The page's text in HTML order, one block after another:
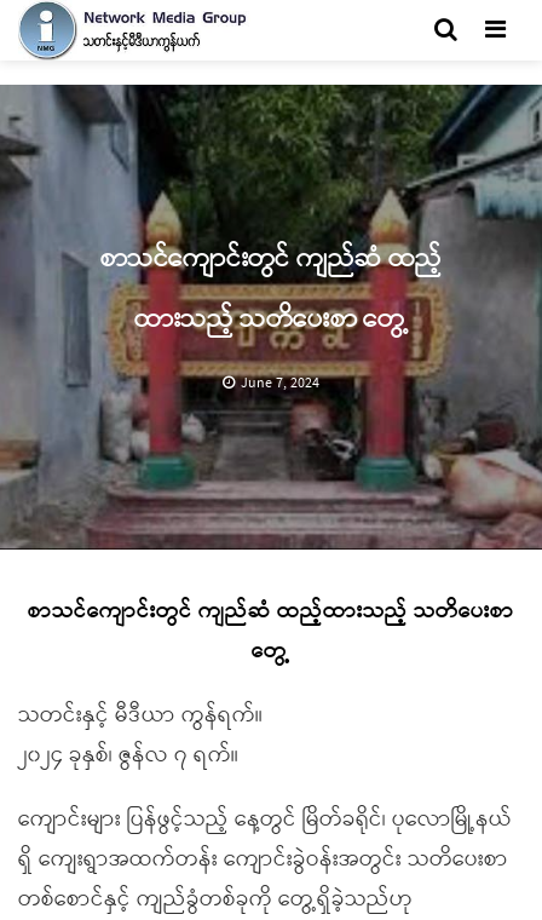
စာသင်ကျောင်းတွင် ကျည်ဆံ ထည့်
ထားသည့် သတိပေးစာ တွေ့
June 7, 2024
စာသင်ကျောင်းတွင် ကျည်ဆံ ထည့်ထားသည့် သတိပေးစာ
တွေ့
သတင်းနှင့် မီဒီယာ ကွန်ရက်။
၂၀၂၄ ခုနှစ်၊ ဇွန်လ ၇ ရက်။
ကျောင်းများ ပြန်ဖွင့်သည့် နေ့တွင် မြိတ်ခရိုင်၊ ပုလောမြို့နယ်
ရှိ ကျေးရွာအထက်တန်း ကျောင်းခွဲဝန်းအတွင်း သတိပေးစာ
တစ်စောင်နှင့် ကျည်ခွံတစ်ခုကို တွေ့ရှိခဲ့သည်ဟု